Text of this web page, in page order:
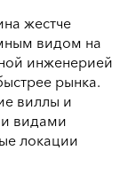
жестче
видом на
инженерией
рынка.
виллы и
видами
локации